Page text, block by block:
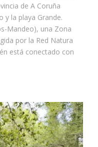
de A Coruña
y la playa Grande.
Mandeo), una Zona
por la Red Natura
está conectado con